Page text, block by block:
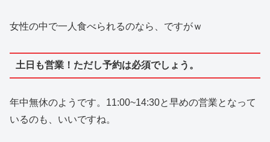
女性の中で一人食べられるのなら、ですがｗ
土日も営業！ただし予約は必須でしょう。
年中無休のようです。11:00~14:30と早めの営業となって
いるのも、いいですね。